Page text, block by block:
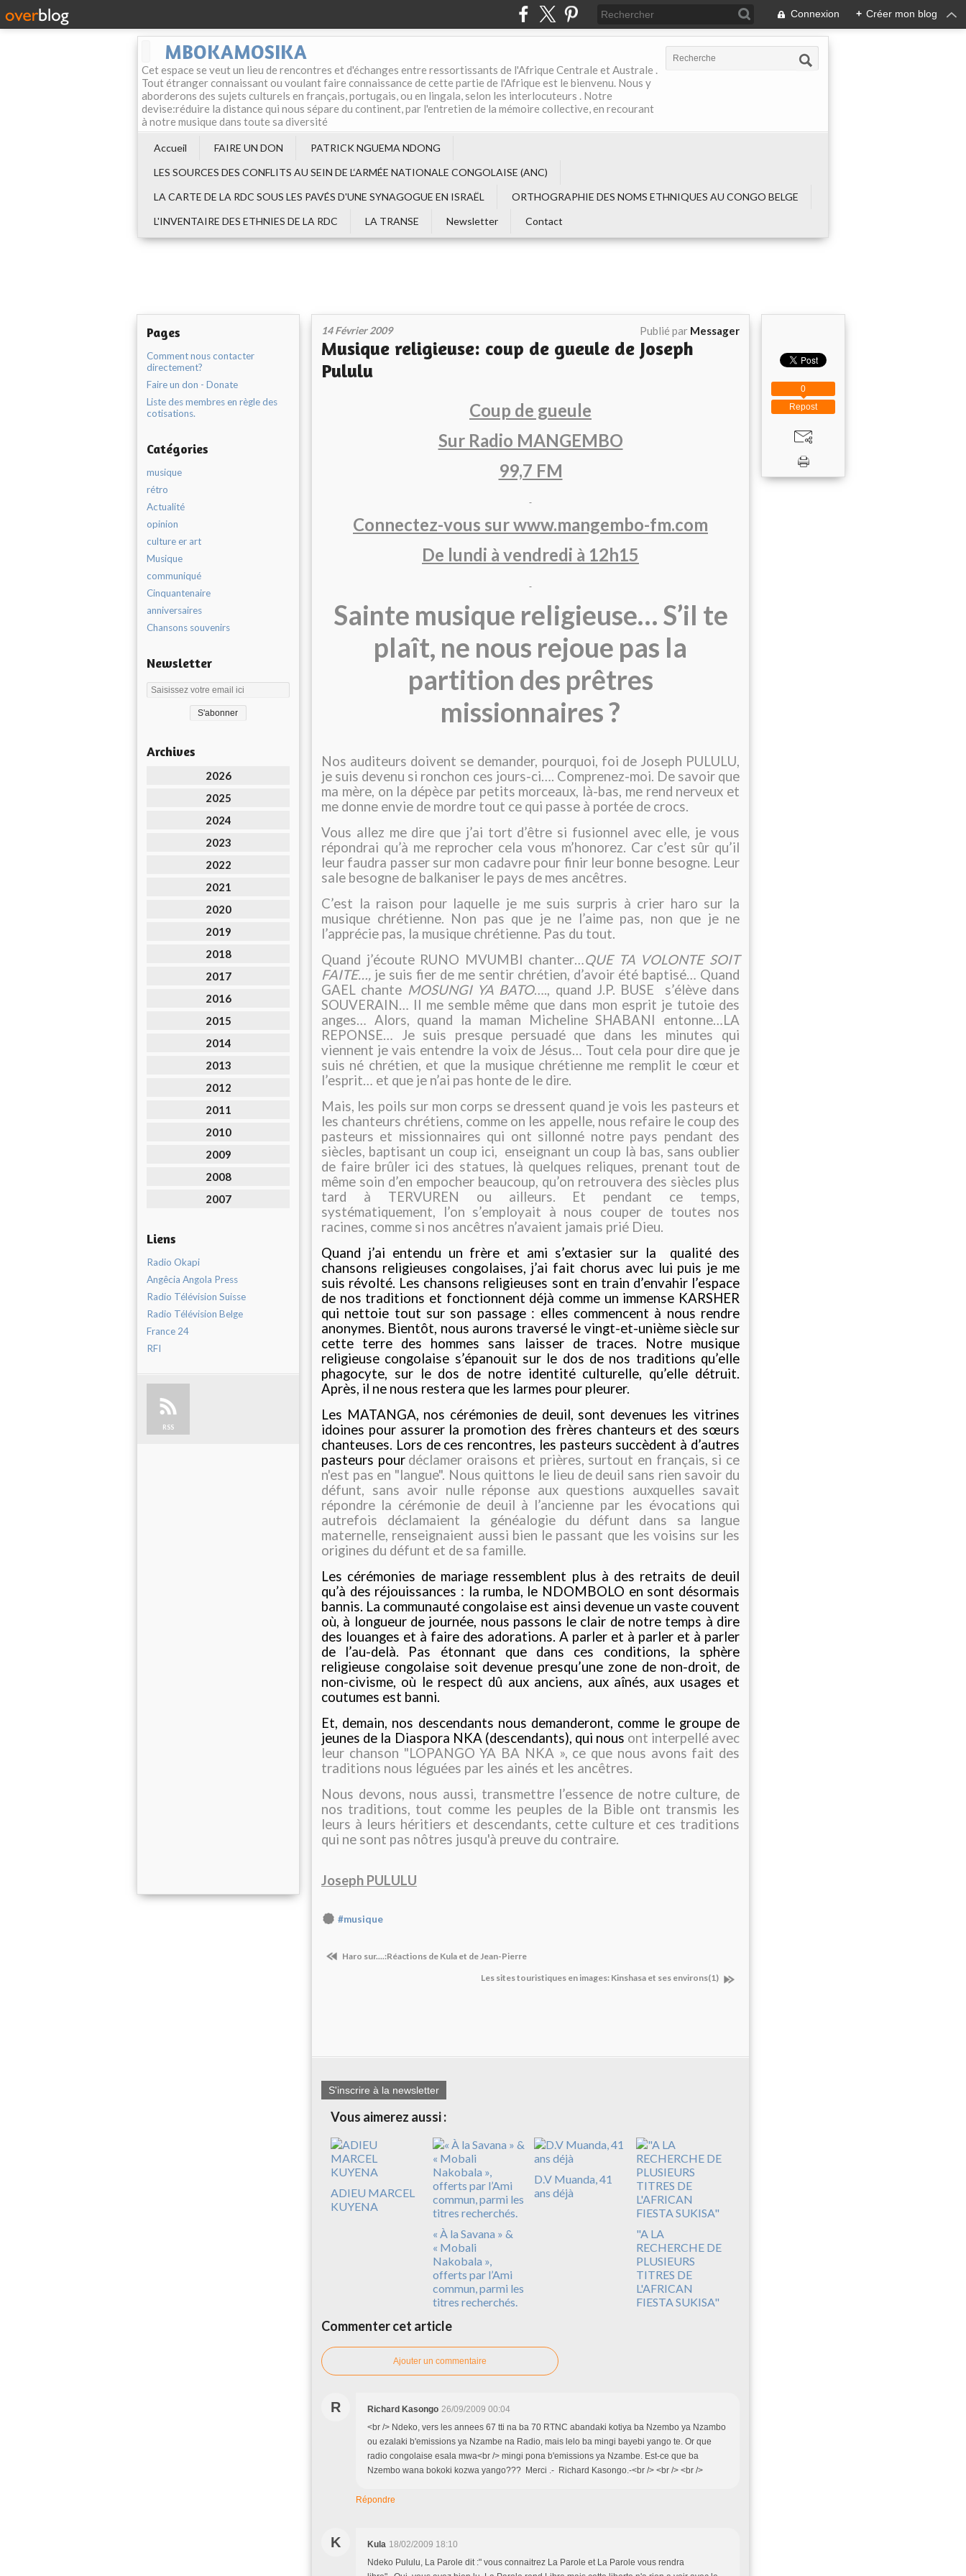
Connexion + Créer mon blog
MBOKAMOSIKA
Cet espace se veut un lieu de rencontres et d'échanges entre ressortissants de l'Afrique Centrale et Australe .
Tout étranger connaissant ou voulant faire connaissance de cette partie de l'Afrique est le bienvenu. Nous y
aborderons des sujets culturels en français, portugais, ou en lingala, selon les interlocuteurs . Notre
devise:réduire la distance qui nous sépare du continent, par l'entretien de la mémoire collective, en recourant
à notre musique dans toute sa diversité
Accueil FAIRE UN DON
PATRICK NGUEMA NDONG
LES SOURCES DES CONFLITS AU SEIN DE L‘ARMÉE NATIONALE CONGOLAISE (ANC)
LA CARTE DE LA RDC SOUS LES PAVÉS D'UNE SYNAGOGUE EN ISRAËL
ORTHOGRAPHIE DES NOMS ETHNIQUES AU CONGO BELGE
L'INVENTAIRE DES ETHNIES DE LA RDC
LA TRANSE Newsletter Contact
Pages
Comment nous contacter
directement?
Faire un don - Donate
Liste des membres en règle des
cotisations.
Catégories
musique
rétro
Actualité
opinion
culture er art
Musique
communiqué
Cinquantenaire
anniversaires
Chansons souvenirs
Newsletter
Archives
2026
2025
2024
2023
2022
2021
2020
2019
2018
2017
2016
2015
2014
2013
2012
2011
2010
2009
2008
2007
Liens
Radio Okapi
Angêcia Angola Press
Radio Télévision Suisse
Radio Télévision Belge
France 24
RFI
RSS
14 Février 2009 Publié par Messager
Musique religieuse: coup de gueule de Joseph
Pululu
Coup de gueule
Sur Radio MANGEMBO
99,7 FM
Connectez-vous sur www.mangembo-fm.com
De lundi à vendredi à 12h15
Sainte musique religieuse… S’il te
plaît, ne nous rejoue pas la
partition des prêtres
missionnaires ?
Nos auditeurs doivent se demander, pourquoi, foi de Joseph PULULU,
je suis devenu si ronchon ces jours-ci…. Comprenez-moi. De savoir que
ma mère, on la dépèce par petits morceaux, là-bas, me rend nerveux et
me donne envie de mordre tout ce qui passe à portée de crocs.
Vous allez me dire que j’ai tort d’être si fusionnel avec elle, je vous
répondrai qu’à me reprocher cela vous m’honorez. Car c’est sûr qu’il
leur faudra passer sur mon cadavre pour finir leur bonne besogne. Leur
sale besogne de balkaniser le pays de mes ancêtres.
C’est la raison pour laquelle je me suis surpris à crier haro sur la
musique chrétienne. Non pas que je ne l’aime pas, non que je ne
l’apprécie pas, la musique chrétienne. Pas du tout.
Quand j’écoute RUNO MVUMBI chanter…QUE TA VOLONTE SOIT
FAITE…, je suis fier de me sentir chrétien, d’avoir été baptisé… Quand
GAEL chante MOSUNGI YA BATO…., quand J.P. BUSE
s’élève dans
SOUVERAIN… Il me semble même que dans mon esprit je tutoie des
anges… Alors, quand la maman Micheline SHABANI entonne…LA
REPONSE… Je suis presque persuadé que dans les minutes qui
viennent je vais entendre la voix de Jésus… Tout cela pour dire que je
suis né chrétien, et que la musique chrétienne me remplit le cœur et
l’esprit… et que je n’ai pas honte de le dire.
Mais, les poils sur mon corps se dressent quand je vois les pasteurs et
les chanteurs chrétiens, comme on les appelle, nous refaire le coup des
pasteurs et missionnaires qui ont sillonné notre pays pendant des
siècles, baptisant un coup ici, enseignant un coup là bas, sans oublier
de faire brûler ici des statues, là quelques reliques, prenant tout de
même soin d’en empocher beaucoup, qu’on retrouvera des siècles plus
tard à TERVUREN ou ailleurs. Et pendant ce temps,
systématiquement, l’on s’employait à nous couper de toutes nos
racines, comme si nos ancêtres n’avaient jamais prié Dieu.
Quand j’ai entendu un frère et ami s’extasier sur la
qualité des
chansons religieuses congolaises, j’ai fait chorus avec lui puis je me
suis révolté. Les chansons religieuses sont en train d’envahir l’espace
de nos traditions et fonctionnent déjà comme un immense KARSHER
qui nettoie tout sur son passage : elles commencent à nous rendre
anonymes. Bientôt, nous aurons traversé le vingt-et-unième siècle sur
cette terre des hommes sans laisser de traces. Notre musique
religieuse congolaise s’épanouit sur le dos de nos traditions qu’elle
phagocyte, sur le dos de notre identité culturelle, qu’elle détruit.
Après, il ne nous restera que les larmes pour pleurer.
Les MATANGA, nos cérémonies de deuil, sont devenues les vitrines
idoines pour assurer la promotion des frères chanteurs et des sœurs
chanteuses. Lors de ces rencontres, les pasteurs succèdent à d’autres
pasteurs pour déclamer oraisons et prières, surtout en français, si ce
n'est pas en "langue". Nous quittons le lieu de deuil sans rien savoir du
défunt, sans avoir nulle réponse aux questions auxquelles savait
répondre la cérémonie de deuil à l’ancienne par les évocations qui
autrefois déclamaient la généalogie du défunt dans sa langue
maternelle, renseignaient aussi bien le passant que les voisins sur les
origines du défunt et de sa famille.
Les cérémonies de mariage ressemblent plus à des retraits de deuil
qu’à des réjouissances : la rumba, le NDOMBOLO en sont désormais
bannis. La communauté congolaise est ainsi devenue un vaste couvent
où, à longueur de journée, nous passons le clair de notre temps à dire
des louanges et à faire des adorations. A parler et à parler et à parler
de l’au-delà. Pas étonnant que dans ces conditions, la sphère
religieuse congolaise soit devenue presqu’une zone de non-droit, de
non-civisme, où le respect dû aux anciens, aux aînés, aux usages et
coutumes est banni.
Et, demain, nos descendants nous demanderont, comme le groupe de
jeunes de la Diaspora NKA (descendants), qui nous ont interpellé avec
leur chanson "LOPANGO YA BA NKA », ce que nous avons fait des
traditions nous léguées par les ainés et les ancêtres.
Nous devons, nous aussi, transmettre l’essence de notre culture, de
nos traditions, tout comme les peuples de la Bible ont transmis les
leurs à leurs héritiers et descendants, cette culture et ces traditions
qui ne sont pas nôtres jusqu'à preuve du contraire.
Joseph PULULU
#musique
Haro sur....:Réactions de Kula et de Jean-Pierre
Les sites touristiques en images: Kinshasa et ses environs(1)
S'inscrire à la newsletter
Vous aimerez aussi :
ADIEU MARCEL
KUYENA
« À la Savana » &
« Mobali
Nakobala »,
offerts par l’Ami
commun, parmi les
titres recherchés.
D.V Muanda, 41
ans déjà
"A LA
RECHERCHE DE
PLUSIEURS
TITRES DE
L'AFRICAN
FIESTA SUKISA"
Commenter cet article
Ajouter un commentaire
R Richard Kasongo 26/09/2009 00:04
<br /> Ndeko, vers les annees 67 tti na ba 70 RTNC abandaki kotiya ba Nzembo ya Nzambo
ou ezalaki b'emissions ya Nzambe na Radio, mais lelo ba mingi bayebi yango te. Or que
radio congolaise esala mwa<br /> mingi pona b'emissions ya Nzambe. Est-ce que ba
Nzembo wana bokoki kozwa yango??? Merci .- Richard Kasongo.-<br /> <br /> <br />
Répondre
K Kula 18/02/2009 18:10
Ndeko Pululu, La Parole dit :" vous connaitrez La Parole et La Parole vous rendra
Repost
0